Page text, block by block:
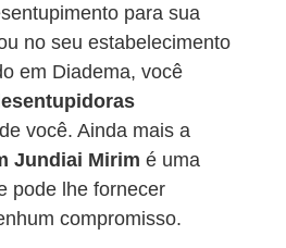
para sua
no seu estabelecimento
em Diadema, você
você. Ainda mais a
Jundiai Mirim é uma
pode lhe fornecer
compromisso.